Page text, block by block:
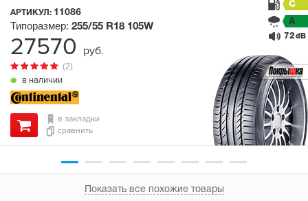
АРТИКУЛ: 11086
в наличии
(2)
Типоразмер: 255/55 R18 105W
C
A
72 dB
в закладки
сравнить
27570 руб.
Показать все похожие товары